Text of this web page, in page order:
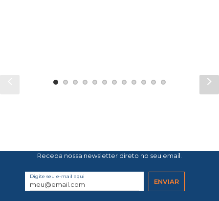
Receba nossa newsletter direto no seu email.
Digite seu e-mail aqui